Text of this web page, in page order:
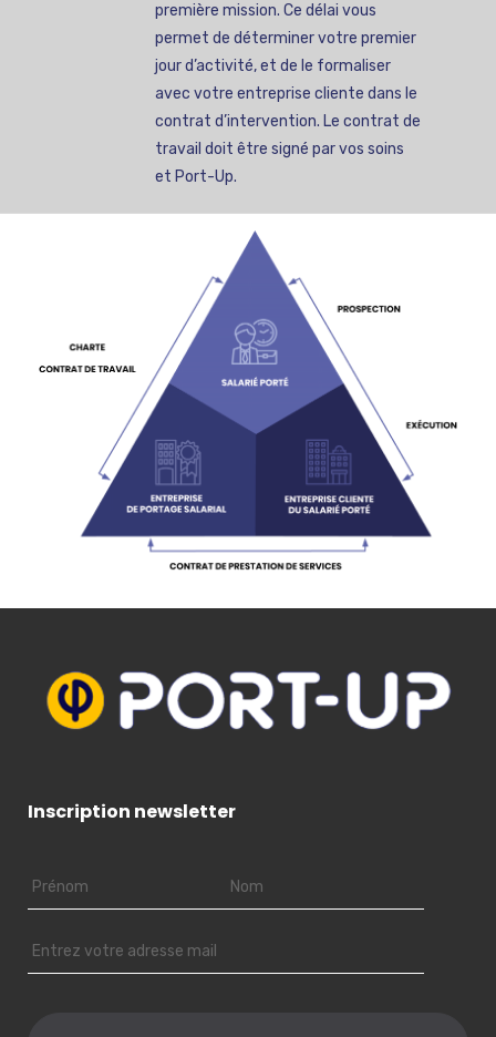
première mission. Ce délai vous
permet de déterminer votre premier
jour d’activité, et de le formaliser
avec votre entreprise cliente dans le
contrat d’intervention. Le contrat de
travail doit être signé par vos soins
et Port-Up.
Inscription newsletter